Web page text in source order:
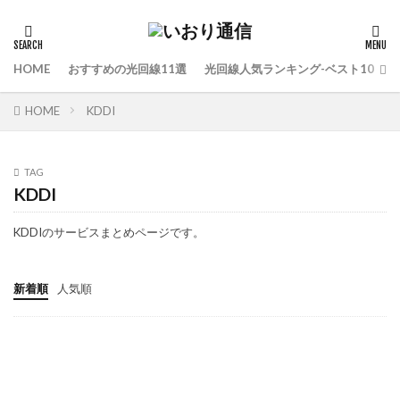
HOME おすすめの光回線11選 光回線人気ランキング-ベスト10
HOME KDDI
TAG
KDDI
KDDIのサービスまとめページです。
新着順 人気順